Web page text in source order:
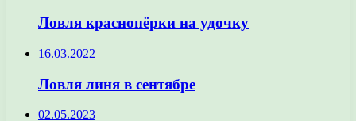
Ловля краснопёрки на удочку
16.03.2022
Ловля линя в сентябре
02.05.2023